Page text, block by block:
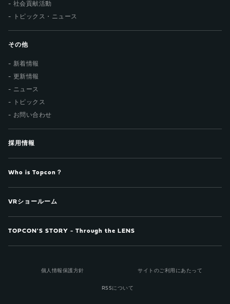
社会貢献活動
トピックス・ニュース
その他
新着情報
更新情報
ニュース
トピックス
お問い合わせ
採用情報
Who is Topcon？
VRショールーム
TOPCON'S STORY - Through the LENS
個人情報保護方針 サイトのご利用にあたって
RSSについて